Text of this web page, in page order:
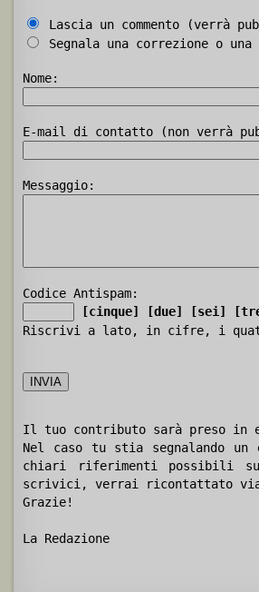
Lascia un commento (verrà
Segnala una correzione o
Nome:
E-mail di contatto (non verrà
Messaggio:
Codice Antispam:
[cinque]
[due] [sei]
Riscrivi a lato, in cifre, i
Il tuo contributo sarà preso in
Nel caso tu stia segnalando
chiari riferimenti possibili
scrivici, verrai ricontattato
Grazie!
La Redazione